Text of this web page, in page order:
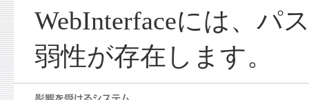
WebInterfaceには、パ
弱性が存在します。